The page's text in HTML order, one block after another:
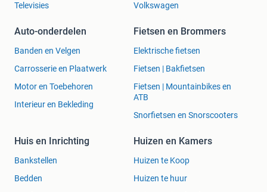
Televisies
Volkswagen
Auto-onderdelen
Banden en Velgen
Carrosserie en Plaatwerk
Motor en Toebehoren
Interieur en Bekleding
Fietsen en Brommers
Elektrische fietsen
Fietsen | Bakfietsen
Fietsen | Mountainbikes en
ATB
Snorfietsen en Snorscooters
Huis en Inrichting
Bankstellen
Bedden
Huizen en Kamers
Huizen te Koop
Huizen te huur